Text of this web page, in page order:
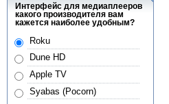
Интерфейс для медиаплееров
какого производителя вам
кажется наиболее удобным?
Roku
Dune HD
Apple TV
Syabas (Pocorn)